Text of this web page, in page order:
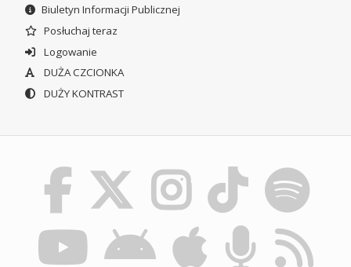
Biuletyn Informacji Publicznej
Posłuchaj teraz
Logowanie
DUŻA CZCIONKA
DUŻY KONTRAST